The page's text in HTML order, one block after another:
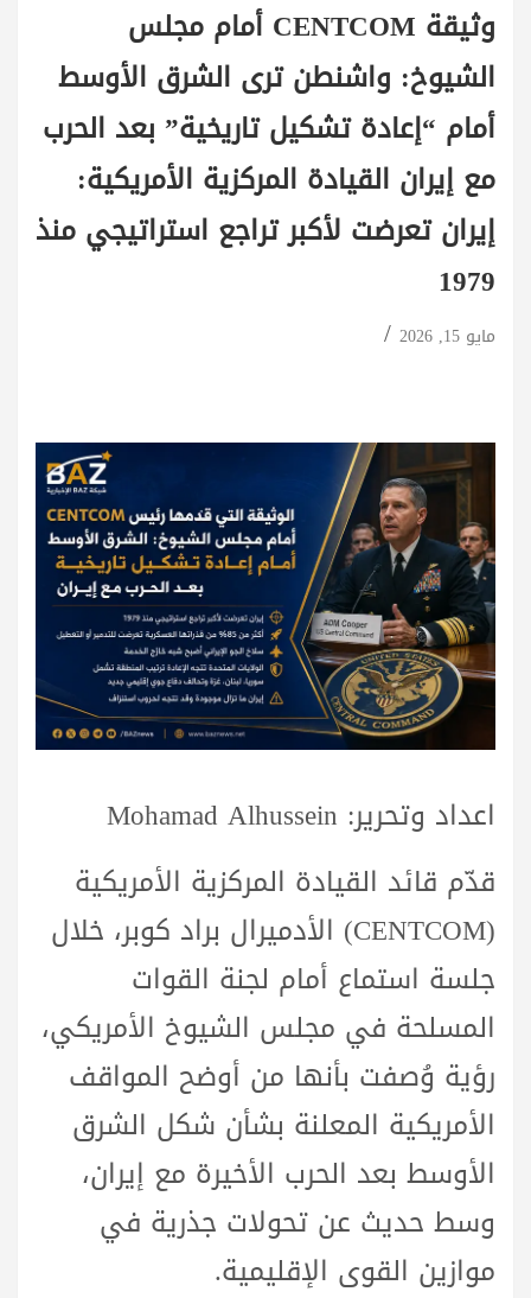
وثيقة CENTCOM أمام مجلس
الشيوخ: واشنطن ترى الشرق الأوسط
أمام “إعادة تشكيل تاريخية” بعد الحرب
مع إيران القيادة المركزية الأمريكية:
إيران تعرضت لأكبر تراجع استراتيجي منذ
1979
مايو 15, 2026
اعداد وتحرير: Mohamad Alhussein
قدّم قائد القيادة المركزية الأمريكية
(CENTCOM) الأدميرال براد كوبر، خلال
جلسة استماع أمام لجنة القوات
المسلحة في مجلس الشيوخ الأمريكي،
رؤية وُصفت بأنها من أوضح المواقف
الأمريكية المعلنة بشأن شكل الشرق
الأوسط بعد الحرب الأخيرة مع إيران،
وسط حديث عن تحولات جذرية في
موازين القوى الإقليمية.